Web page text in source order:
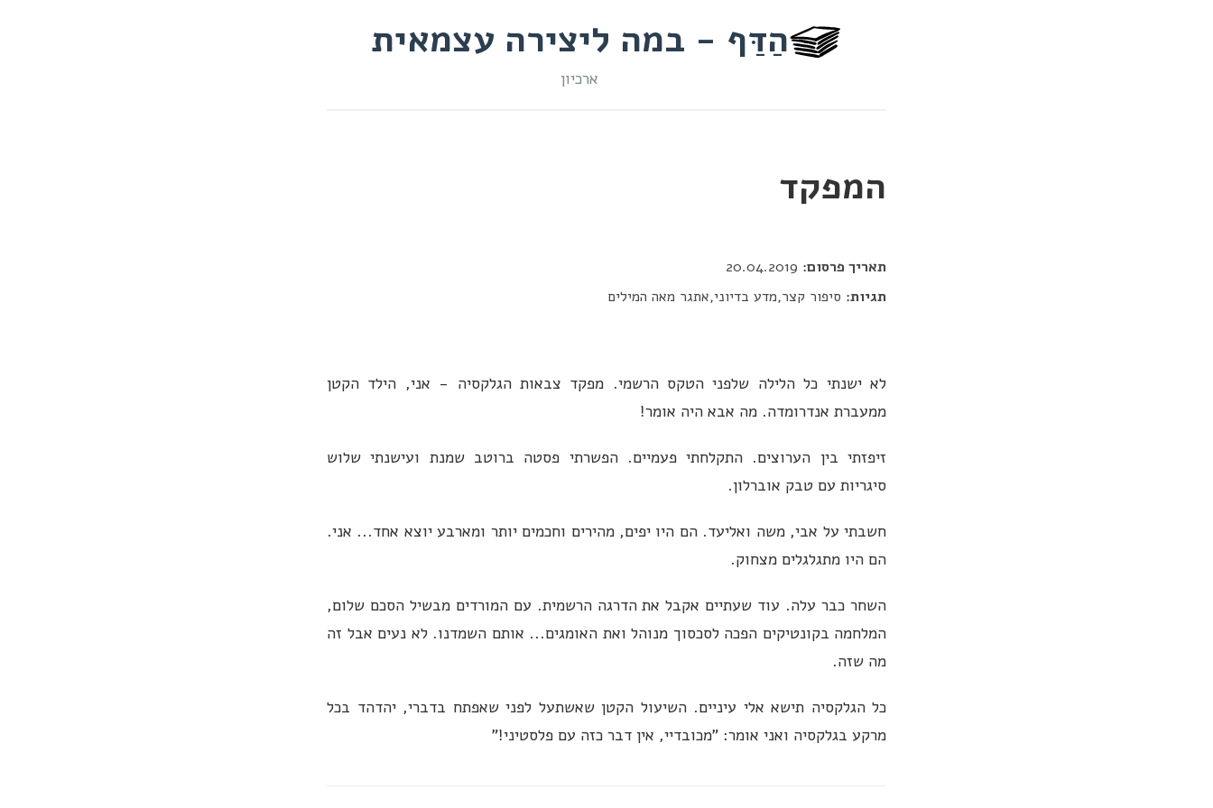
הַדַּף - במה ליצירה עצמאית
ארכיון
המפקד
תאריך פרסום:
תגיות: סיפור קצר,מדע בדיוני,אתגר מאה המילים
לא ישנתי כל הלילה שלפני הטקס הרשמי. מפקד צבאות הגלקסיה - אני, הילד הקטן
ממעברת אנדרומדה. מה אבא היה אומר!
זיפזתי בין הערוצים. התקלחתי פעמיים. הפשרתי פסטה ברוטב שמנת ועישנתי שלוש
סיגריות עם טבק אוברלון.
חשבתי על אבי, משה ואליעד. הם היו יפים, מהירים וחכמים יותר ומארבע יוצא אחד... אני.
הם היו מתגלגלים מצחוק.
השחר כבר עלה. עוד שעתיים אקבל את הדרגה הרשמית. עם המורדים מבשיל הסכם שלום,
המלחמה בקונטיקים הפכה לסכסוך מנוהל ואת האומגים... אותם השמדנו. לא נעים אבל זה
מה שזה.
כל הגלקסיה תישא אלי עיניים. השיעול הקטן שאשתעל לפני שאפתח בדברי, יהדהד בכל
מרקע בגלקסיה ואני אומר: "מכובדיי, אין דבר כזה עם פלסטיני!"